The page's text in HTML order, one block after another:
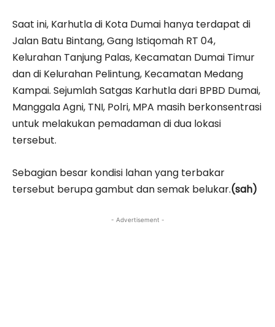
Saat ini, Karhutla di Kota Dumai hanya terdapat di
Jalan Batu Bintang, Gang Istiqomah RT 04,
Kelurahan Tanjung Palas, Kecamatan Dumai Timur
dan di Kelurahan Pelintung, Kecamatan Medang
Kampai. Sejumlah Satgas Karhutla dari BPBD Dumai,
Manggala Agni, TNI, Polri, MPA masih berkonsentrasi
untuk melakukan pemadaman di dua lokasi
tersebut.
Sebagian besar kondisi lahan yang terbakar
tersebut berupa gambut dan semak belukar.(sah)
- Advertisement -